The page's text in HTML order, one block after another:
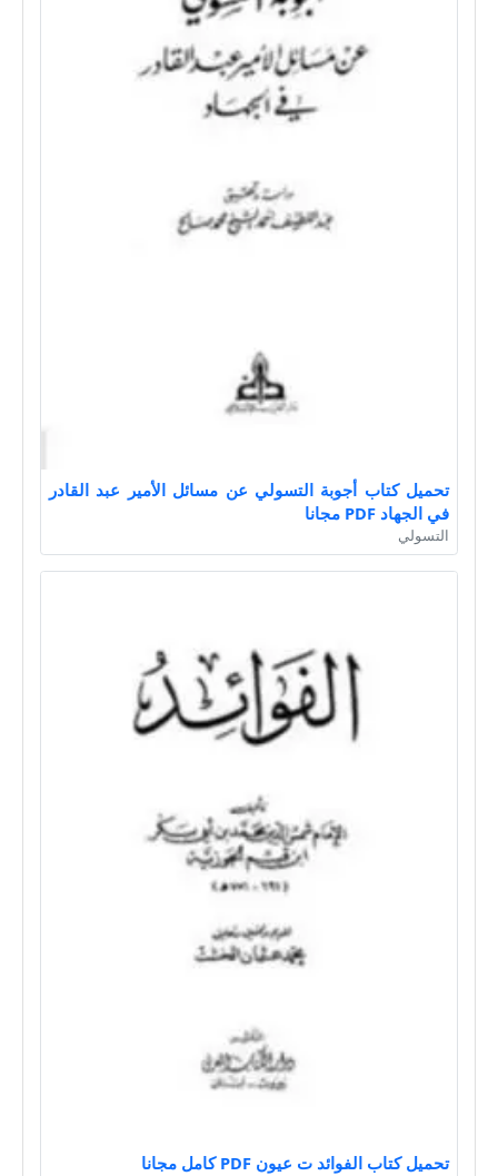
تحميل كتاب أجوبة التسولي عن مسائل الأمير عبد القادر
في الجهاد PDF مجانا
التسولي
تحميل كتاب الفوائد ت عيون PDF كامل مجانا